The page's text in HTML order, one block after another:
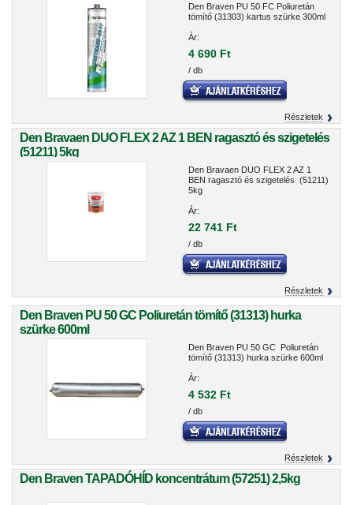
Den Braven PU 50 FC Poliuretán
tömítő (31303) kartus szürke 300ml
Ár:
4 690 Ft
/ db
Részletek
Den Bravaen DUO FLEX 2 AZ 1 BEN ragasztó és szigetelés
(51211) 5kg
Den Bravaen DUO FLEX 2 AZ 1
BEN ragasztó és szigetelés (51211)
5kg
Ár:
22 741 Ft
/ db
Részletek
Den Braven PU 50 GC Poliuretán tömítő (31313) hurka
szürke 600ml
Den Braven PU 50 GC Poliuretán
tömítő (31313) hurka szürke 600ml
Ár:
4 532 Ft
/ db
Részletek
Den Braven TAPADÓHÍD koncentrátum (57251) 2,5kg